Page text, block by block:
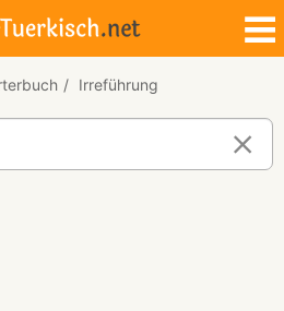
Irreführung